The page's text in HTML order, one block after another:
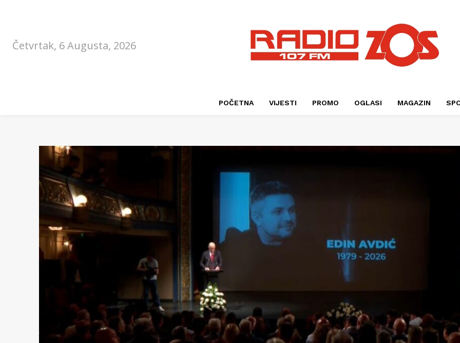
Četvrtak, 6 Augusta, 2026
POČETNA VIJESTI PROMO OGLASI MAGAZIN